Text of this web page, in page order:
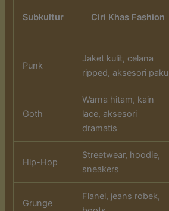
Subkultur Ciri Khas Fashion
Punk
Jaket kulit, celana
ripped, aksesori paku
Goth
Warna hitam, kain
lace, aksesori
dramatis
Hip-Hop
Streetwear, hoodie,
sneakers
Grunge
Flanel, jeans robek,